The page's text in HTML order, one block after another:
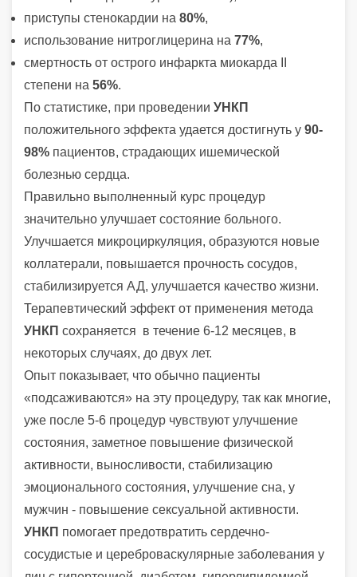
приступы стенокардии на 80%,
использование нитроглицерина на 77%,
смертность от острого инфаркта миокарда II
степени на 56%.
По статистике, при проведении УНКП
положительного эффекта удается достигнуть у 90-
98% пациентов, страдающих ишемической
болезнью сердца.
Правильно выполненный курс процедур
значительно улучшает состояние больного.
Улучшается микроциркуляция, образуются новые
коллатерали, повышается прочность сосудов,
стабилизируется АД, улучшается качество жизни.
Терапевтический эффект от применения метода
УНКП сохраняется в течение 6-12 месяцев, в
некоторых случаях, до двух лет.
Опыт показывает, что обычно пациенты
«подсаживаются» на эту процедуру, так как многие,
уже после 5-6 процедур чувствуют улучшение
состояния, заметное повышение физической
активности, выносливости, стабилизацию
эмоционального состояния, улучшение сна, у
мужчин - повышение сексуальной активности.
УНКП помогает предотвратить сердечно-
сосудистые и цереброваскулярные заболевания у